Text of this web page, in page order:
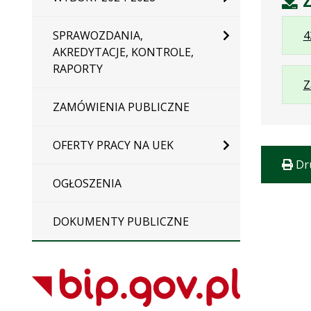
SPRAWOZDANIA,
AKREDYTACJE, KONTROLE,
RAPORTY
ZAMÓWIENIA PUBLICZNE
OFERTY PRACY NA UEK
OGŁOSZENIA
DOKUMENTY PUBLICZNE